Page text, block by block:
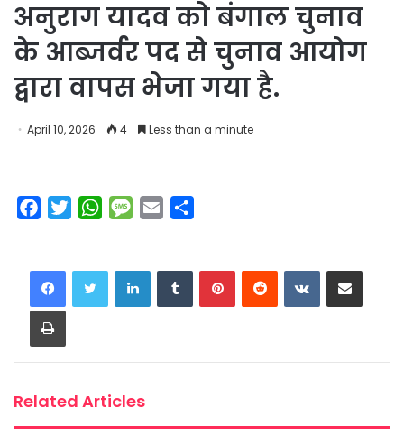
अनुराग यादव को बंगाल चुनाव
के आब्जर्वर पद से चुनाव आयोग
द्वारा वापस भेजा गया है.
April 10, 2026 4 Less than a minute
c
e
b
o
o
i
t
t
W
a
t
s
M
s
s
a
a
i
a
r
e
LinkedInTumblrPinterestReddit VKontakteShare via Email
Print
Related Articles